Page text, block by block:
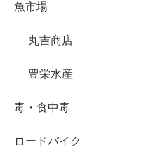
魚市場
丸吉商店
豊栄水産
毒・食中毒
ロードバイク